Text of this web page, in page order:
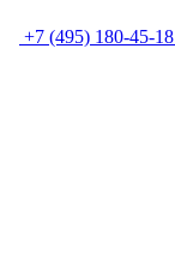
+7 (495) 180-45-18